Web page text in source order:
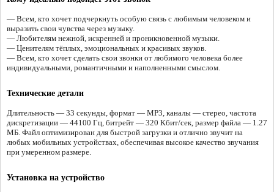
— Всем, кто хочет подчеркнуть особую связь с любимым человеком и
выразить свои чувства через музыку.
— Любителям нежной, искренней и проникновенной музыки.
— Ценителям тёплых, эмоциональных и красивых звуков.
— Всем, кто хочет сделать свои звонки от любимого человека более
индивидуальными, романтичными и наполненными смыслом.
Технические детали
Длительность — 33 секунды, формат — MP3, каналы — стерео, частота
дискретизации — 44100 Гц, битрейт — 320 Кбит/сек, размер файла — 1.27
МБ. Файл оптимизирован для быстрой загрузки и отлично звучит на
любых мобильных устройствах, обеспечивая высокое качество звучания
при умеренном размере.
Установка на устройство